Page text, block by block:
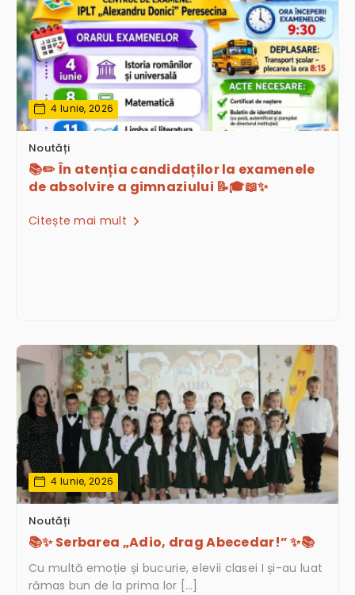
4 Iunie, 2026
Noutăți
📚✏️ În atenția candidaților la examenele
de absolvire a gimnaziului 📝🎓📖✨
Citește mai mult
4 Iunie, 2026
Noutăți
📚✨ Serbarea „Adio, drag Abecedar!” ✨📚
Cu multă emoție și bucurie, elevii clasei I și-au luat
rămas bun de la prima lor […]